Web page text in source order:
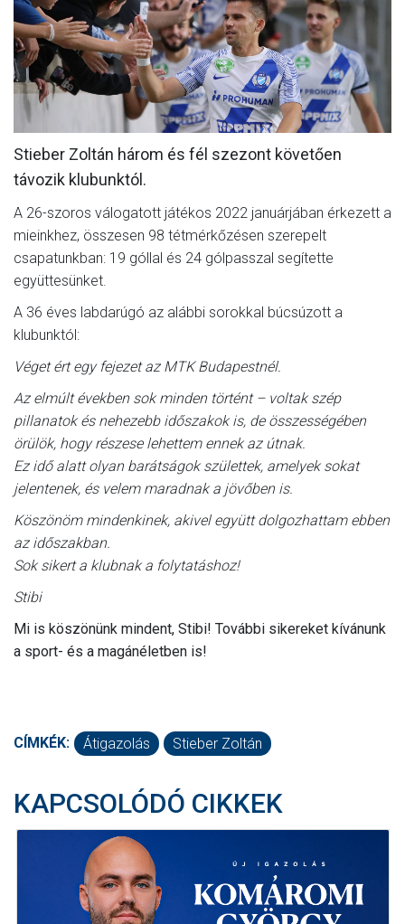
MÉRKŐZÉSEK
KLUB
GALÉRIA
SZURKOLÓI ÉLMÉNYEK
Stieber Zoltán három és fél szezont követően
távozik klubunktól.
A 26-szoros válogatott játékos 2022 januárjában érkezett a
mieinkhez, összesen 98 tétmérkőzésen szerepelt
csapatunkban: 19 góllal és 24 gólpasszal segítette
együttesünket.
A 36 éves labdarúgó az alábbi sorokkal búcsúzott a
klubunktól:
Véget ért egy fejezet az MTK Budapestnél.
Az elmúlt években sok minden történt – voltak szép
pillanatok és nehezebb időszakok is, de összességében
örülök, hogy részese lehettem ennek az útnak.
Ez idő alatt olyan barátságok születtek, amelyek sokat
jelentenek, és velem maradnak a jövőben is.
Köszönöm mindenkinek, akivel együtt dolgozhattam ebben
az időszakban.
Sok sikert a klubnak a folytatáshoz!
Stibi
Mi is köszönünk mindent, Stibi! További sikereket kívánunk
a sport- és a magánéletben is!
CÍMKÉK: Átigazolás Stieber Zoltán
KAPCSOLÓDÓ CIKKEK